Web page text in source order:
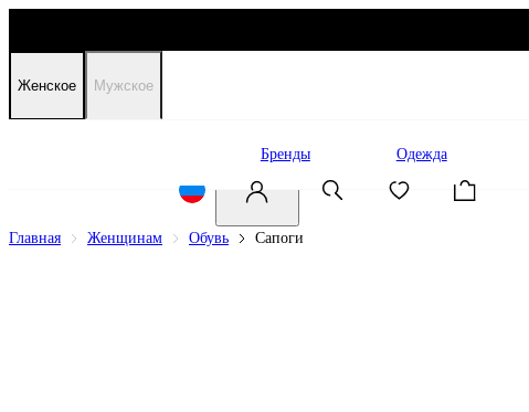
Женское Мужское
Бренды Одежда
Главная Женщинам Обувь Сапоги